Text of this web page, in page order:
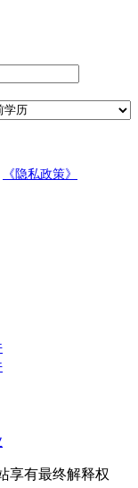
《隐私政策》
享有最终解释权